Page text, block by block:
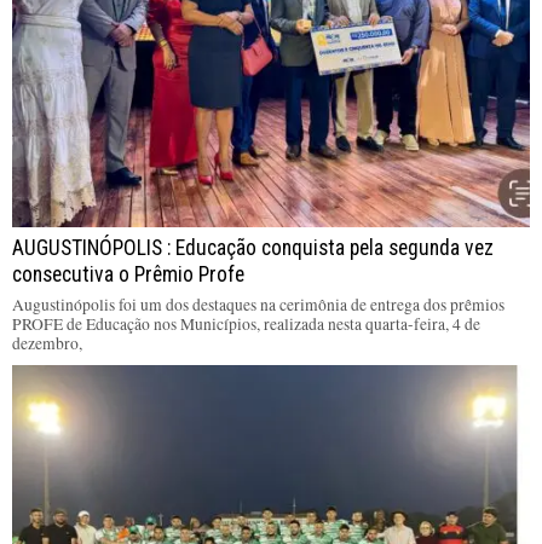
AUGUSTINÓPOLIS : Educação conquista pela segunda vez
consecutiva o Prêmio Profe
Augustinópolis foi um dos destaques na cerimônia de entrega dos prêmios
PROFE de Educação nos Municípios, realizada nesta quarta-feira, 4 de
dezembro,